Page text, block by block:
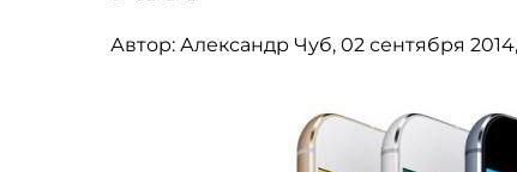
Автор: Александр Чуб, 02 сентября 2014,